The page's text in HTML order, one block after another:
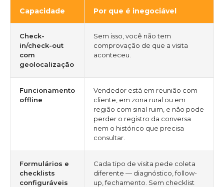
Capacidade Por que é inegociável
Check-
in/check-out
com
geolocalização
Sem isso, você não tem
comprovação de que a visita
aconteceu.
Funcionamento
offline
Vendedor está em reunião com
cliente, em zona rural ou em
região com sinal ruim, e não pode
perder o registro da conversa
nem o histórico que precisa
consultar.
Formulários e
checklists
configuráveis
Cada tipo de visita pede coleta
diferente — diagnóstico, follow-
up, fechamento. Sem checklist